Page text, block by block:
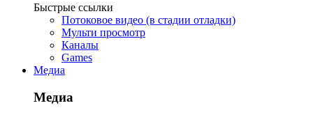
Быстрые ссылки
Потоковое видео (в стадии отладки)
Мульти просмотр
Каналы
Games
Медиа
Медиа